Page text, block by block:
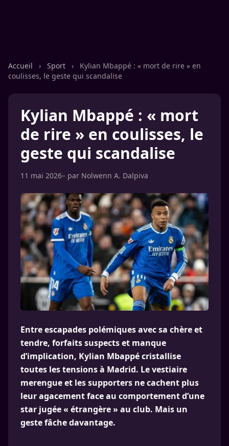
Accueil › Sport ›
Kylian Mbappé : « mort de rire » en
coulisses, le geste qui scandalise
Kylian Mbappé : « mort
de rire » en coulisses, le
geste qui scandalise
11 mai 2026– par Nolwenn A. Dalpiva
Entre escapades polémiques avec sa chère et
tendre, forfaits suspects et manque
d’implication, Kylian Mbappé cristallise
toutes les tensions à Madrid. Le vestiaire
merengue et les supporters ne cachent plus
leur agacement face au comportement d’une
star jugée « étrangère » au club. Mais un
geste fâche davantage.